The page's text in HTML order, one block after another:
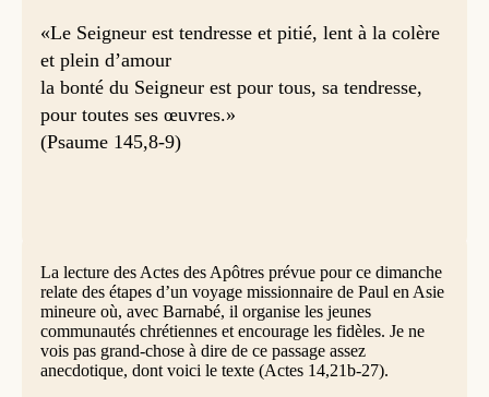
«Le Seigneur est tendresse et pitié, lent à la colère
et plein d’amour
la bonté du Seigneur est pour tous, sa tendresse,
pour toutes ses œuvres.»
(Psaume 145,8-9)
La lecture des Actes des Apôtres prévue pour ce dimanche
relate des étapes d’un voyage missionnaire de Paul en Asie
mineure où, avec Barnabé, il organise les jeunes
communautés chrétiennes et encourage les fidèles. Je ne
vois pas grand-chose à dire de ce passage assez
anecdotique, dont voici le texte (Actes 14,21b-27).